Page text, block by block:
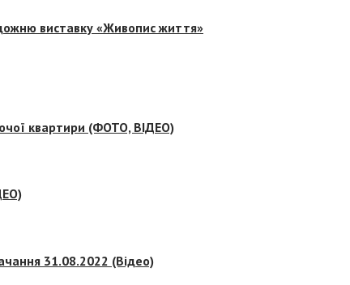
виставку «Живопис життя»
квартири (ФОТО, ВІДЕО)
31.08.2022 (Відео)